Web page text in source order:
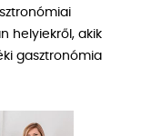
helyiekről, akik
gasztronómia